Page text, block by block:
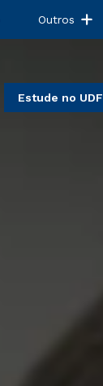
Outros
Estude no UDF